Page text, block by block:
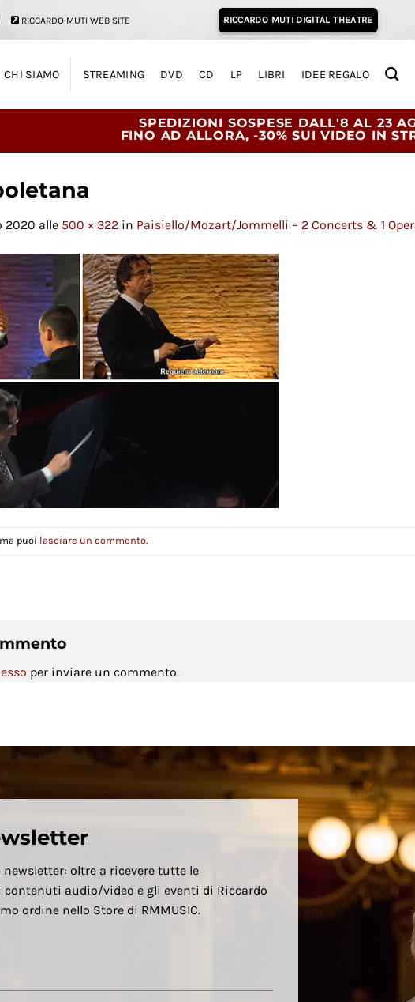
RICCARDO MUTI WEB SITE RICCARDO MUTI DIGITAL THEATRE
CHI SIAMO STREAMING DVD CD LP LIBRI IDEE REGALO
SPEDIZIONI SOSPESE DALL'8 AL 23
FINO AD ALLORA, -30% SUI VIDEO IN
2020 alle 500 × 322 in Paisiello/Mozart/Jommelli – 2 Concerts & 1
puoi lasciare un commento.
per inviare un commento.
oltre a ricevere tutte le
audio/video e gli eventi di Riccardo
ordine nello Store di RMMUSIC.